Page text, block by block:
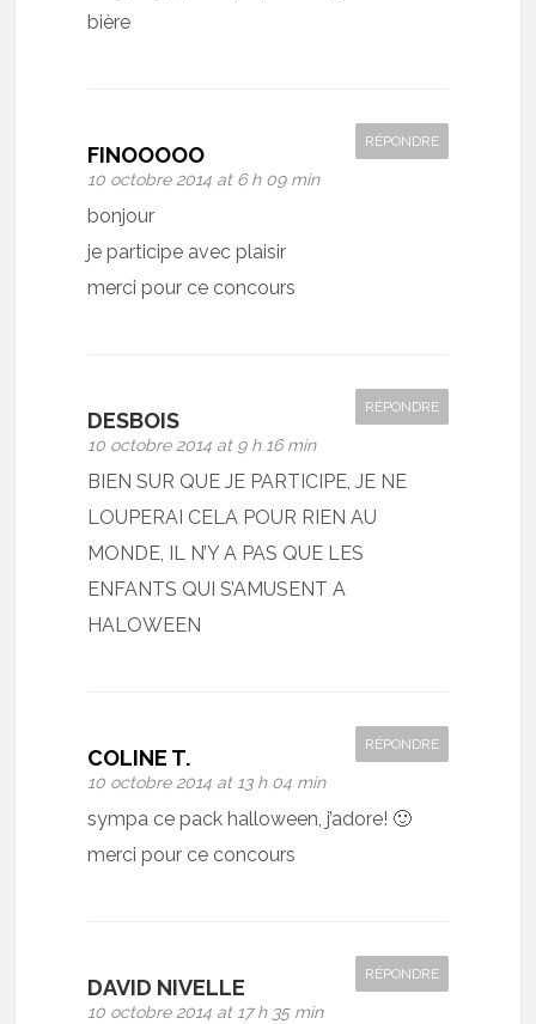
bière
FINOOOOO
10 octobre 2014 at 6 h 09 min
RÉPONDRE
bonjour
je participe avec plaisir
merci pour ce concours
DESBOIS
10 octobre 2014 at 9 h 16 min
RÉPONDRE
BIEN SUR QUE JE PARTICIPE, JE NE
LOUPERAI CELA POUR RIEN AU
MONDE, IL N’Y A PAS QUE LES
ENFANTS QUI S’AMUSENT A
HALOWEEN
COLINE T.
10 octobre 2014 at 13 h 04 min
RÉPONDRE
sympa ce pack halloween, j’adore! 🙂
merci pour ce concours
DAVID NIVELLE
10 octobre 2014 at 17 h 35 min
RÉPONDRE